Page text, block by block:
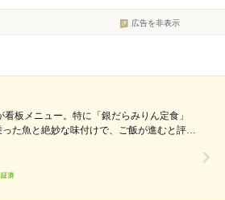
広告を非表示
た魚と絶妙な味付けで、ご飯が進むと評判
り、全体的にレベルが高いとの声が多いで